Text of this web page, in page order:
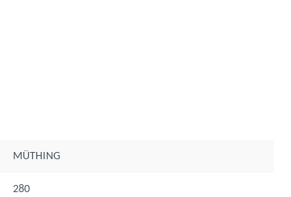
MÜTHING
280